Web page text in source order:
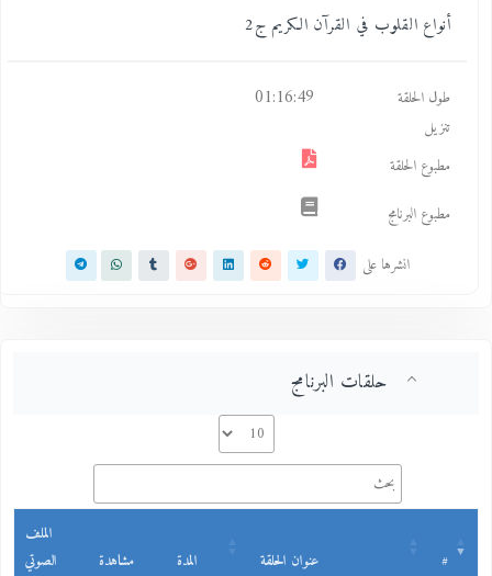
أنواع القلوب في القرآن الكريم ج2
طول الحلقة 01:16:49
تنزيل
مطبوع الحلقة
مطبوع البرنامج
انشرها على
حلقات البرنامج
عنوان الحلقة المدة مشاهدة
الملف
الصوتي